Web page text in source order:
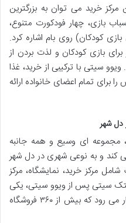
خرید می توان به بزرگترین
بازی، چهار فودکورت متنوع،
کودکان) روی بام اشاره کرد.
بازی کودکان و لذت بردن از
سیتی با ترکیبی از خرید، غذا
برای تمام اعضای خانواده ارائه
مجموعه ای وسیع و همه جانبه
کند و به نوعی شهری در دل شهر
مرکز خرید، نمایشگاه، مرکز
سیتی پس از ویوو سیتی، یکی
از بزرگترین مراکز خرید سنگاپور به شمار می رود که بیش از ۳۶۰ فروشگاه